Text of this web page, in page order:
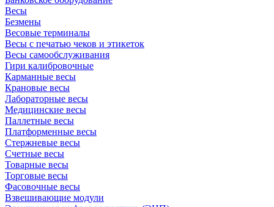
Весы
Безмены
Весовые терминалы
Весы с печатью чеков и этикеток
Весы самообслуживания
Гири калибровочные
Карманные весы
Крановые весы
Лабораторные весы
Медицинские весы
Паллетные весы
Платформенные весы
Стержневые весы
Счетные весы
Товарные весы
Торговые весы
Фасовочные весы
Взвешивающие модули